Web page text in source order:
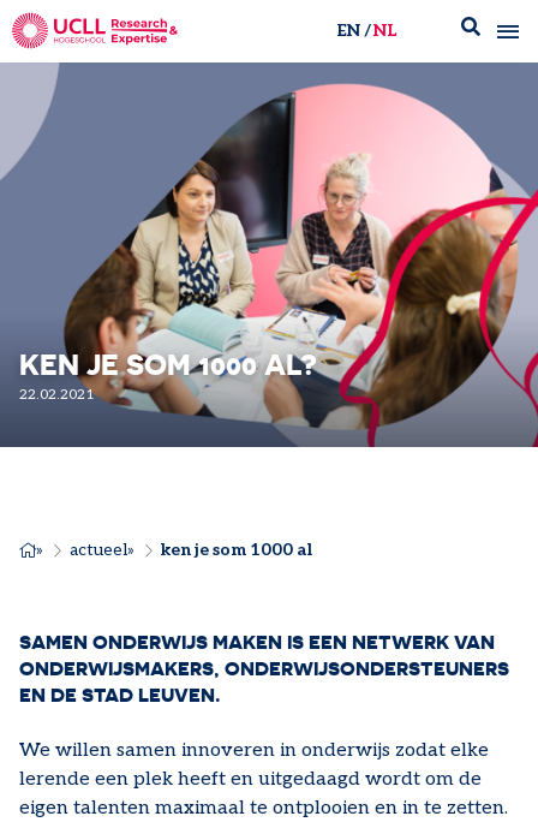
UCLL Research & Expertise
EN NL
KEN JE SOM 1000 AL?
22.02.2021
KRUIMELPAD
actueel ken je som 1000 al
SAMEN ONDERWIJS MAKEN IS EEN NETWERK VAN
ONDERWIJSMAKERS, ONDERWIJSONDERSTEUNERS
EN DE STAD LEUVEN.
We willen samen innoveren in onderwijs zodat elke
lerende een plek heeft en uitgedaagd wordt om de
eigen talenten maximaal te ontplooien en in te zetten.